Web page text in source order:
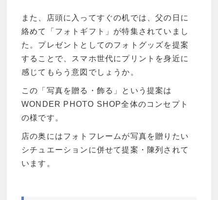
また、店頭に入ってすぐの机では、父の日に
絡めて「フォトギフト」が特集されていまし
た。プレゼントとしてのフォトグッズを提案
することで、スマホ世代にプリントを身近に
感じてもらう意図でしょうか。
この「写真を贈る・飾る」という提案は
WONDER PHOTO SHOP全体のコンセプト
の様です。
店の奥にはフォトフレームが写真を贈りたい
シチュエーションに併せて提案・陳列されて
います。